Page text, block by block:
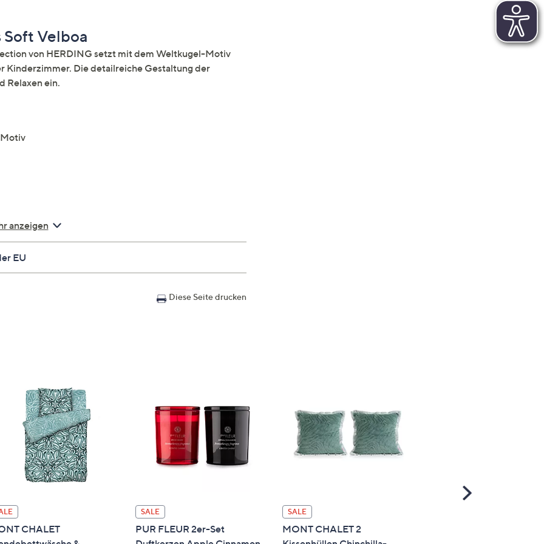
Velboa
von HERDING setzt mit dem Weltkugel-Motiv
Kinderzimmer. Die detailreiche Gestaltung der
Relaxen ein.
eine Packstation oder ins Ausland lieferbar.
anzeigen
EU
Diese Seite drucken
CHALET
SALE
PUR FLEUR 2er-Set
SALE
MONT CHALET 2
Scroll